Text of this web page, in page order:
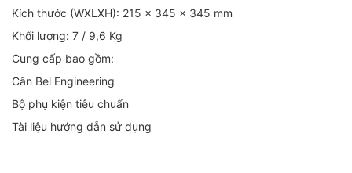
Kích thước (WXLXH): 215 x 345 x 345 mm
Khối lượng: 7 / 9,6 Kg
Cung cấp bao gồm:
Cân Bel Engineering
Bộ phụ kiện tiêu chuẩn
Tài liệu hướng dẫn sử dụng